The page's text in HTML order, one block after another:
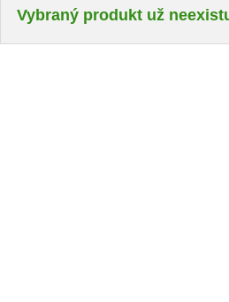
Vybraný produkt už